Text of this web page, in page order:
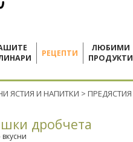
РЕЦЕПТИ
ЛЮБИМИ
ПРОДУКТИ
ЯСТИЯ И НАПИТКИ > ПРЕДЯСТИЯ
дробчета